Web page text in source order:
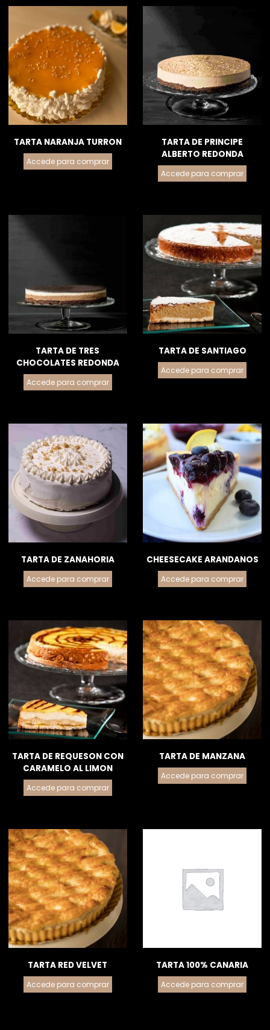
TARTA NARANJA TURRON
Accede para comprar
TARTA DE PRINCIPE
ALBERTO REDONDA
Accede para comprar
TARTA DE TRES
CHOCOLATES REDONDA
Accede para comprar
TARTA DE SANTIAGO
Accede para comprar
TARTA DE ZANAHORIA
Accede para comprar
CHEESECAKE ARANDANOS
Accede para comprar
TARTA DE REQUESON CON
CARAMELO AL LIMON
Accede para comprar
TARTA DE MANZANA
Accede para comprar
TARTA RED VELVET
Accede para comprar
TARTA 100% CANARIA
Accede para comprar